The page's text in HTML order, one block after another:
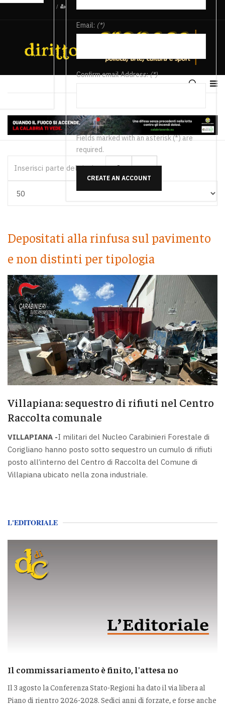
/
Email: (*)
Confirm email Address:(*)
Fields marked with an asterisk (*) are
required.
CREATE AN ACCOUNT
Depositati alla rinfusa sul pavimento
e non distinti per tipologia
Villapiana: sequestro di rifiuti nel Centro
Raccolta comunale
VILLAPIANA -I militari del Nucleo Carabinieri Forestale di
Corigliano hanno posto sotto sequestro un cumulo di rifiuti
posto all’interno del Centro di Raccolta del Comune di
Villapiana ubicato nella zona industriale.
L'EDITORIALE
Il commissariamento è finito, l'attesa no
Il 3 agosto la Conferenza Stato-Regioni ha dato il via libera al
Piano di rientro 2026-2028. Sedici anni di forzate, e forse anche